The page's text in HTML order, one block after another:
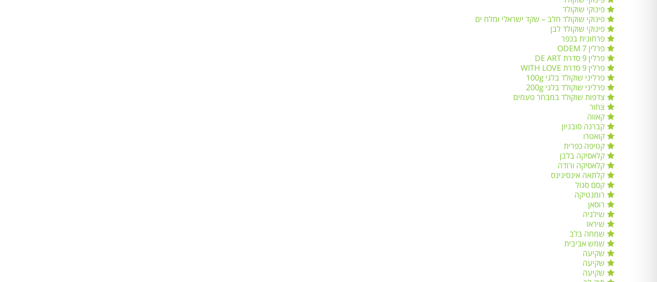
פינוקי שוקולד
פינוקי שוקולד חלב – שקד ישראלי ומלח ים
פינוקי שוקולד לבן
פרחונית בכפר
פרלין 7 ODEM
פרלין 9 סדרת DE ART
פרלין 9 סדרת WITH LOVE
פרליני שוקולד בלגי 100g
פרליני שוקולד בלגי 200g
צדפות שוקולד במבחר טעמים
צחור
קאווה
קברנה סובניון
קואטרו
קטיפה כפרית
קלאסיקה בלבן
קלאסיקה ורודה
קלתאה אינסיגינס
קסם סגול
רומנטיקה
רוסאן
שילגיה
שיראז
שמחה בלב
שמש אביבית
שקיעה
שקיעה
שקיעה